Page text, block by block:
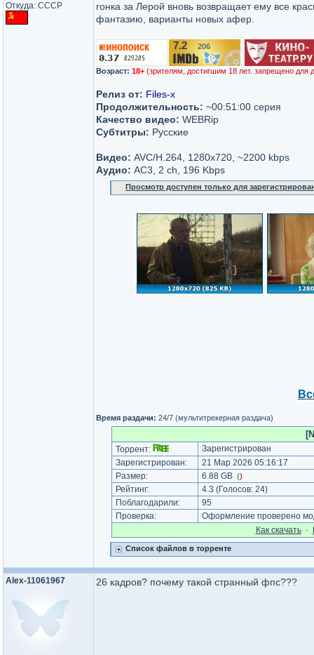
Откуда: CCCP
гонка за Лерой вновь возвращает ему все
фантазию, варианты новых афер.
7.2 206
Возраст: 18+ (зрителям, достигшим 18 лет. запрещено для
Релиз от: Files-x
Продолжительность: ~00:51:00 серия
Качество видео: WEBRip
Субтитры: Русские
Видео: AVC/H.264, 1280x720, ~2200 kbps
Аудио: AC3, 2 ch, 196 Kbps
Просмотр доступен только для
Время раздачи: 24/7 (мультитрекерная раздача)
Торрент:
Зарегистрирован
Зарегистрирован:
21 Мар 2026 05:16:17
Размер:
6.88 GB ()
Рейтинг: 4.3 (Голосов: 24)
Поблагодарили:
95
Проверка:
Оформление проверено
Как cкачать·
Список файлов в торренте
Alex-11061967 26 кадров? почему такой странный фпс???